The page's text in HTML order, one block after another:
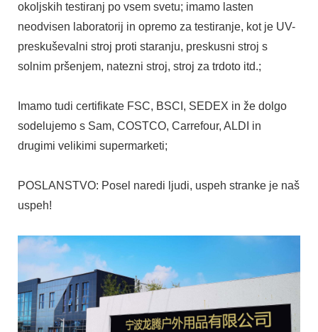
okoljskih testiranj po vsem svetu; imamo lasten
neodvisen laboratorij in opremo za testiranje, kot je UV-
preskuševalni stroj proti staranju, preskusni stroj s
solnim pršenjem, natezni stroj, stroj za trdoto itd.;
Imamo tudi certifikate FSC, BSCI, SEDEX in že dolgo
sodelujemo s Sam, COSTCO, Carrefour, ALDI in
drugimi velikimi supermarketi;
POSLANSTVO: Posel naredi ljudi, uspeh stranke je naš
uspeh!